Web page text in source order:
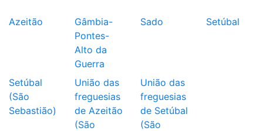
Azeitão
Gâmbia-
Pontes-
Alto da
Guerra
Sado Setúbal
Setúbal
(São
Sebastião)
União das
freguesias
de Azeitão
(São
União das
freguesias
de Setúbal
(São